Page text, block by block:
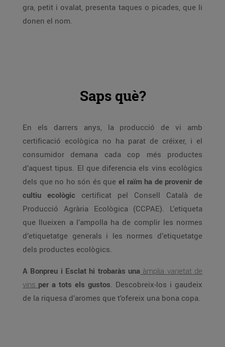
gra, petit i ovalat, presenta taques o picades, que li
donen el nom.
Saps què?
En els darrers anys, la producció de vi amb
certificació ecològica no ha parat de créixer, i el
consumidor demana cada cop més productes
d’aquest tipus. El que diferencia els vins ecològics
dels que no ho són és que el raïm ha de provenir de
cultiu ecològic certificat pel Consell Català de
Producció Agrària Ecològica (CCPAE). L’etiqueta
que llueixen a l’ampolla ha de complir les normes
d’etiquetatge generals i les normes d’etiquetatge
dels productes ecològics.
A Bonpreu i Esclat hi trobaràs una àmplia varietat de
vins per a tots els gustos. Descobreix-los i gaudeix
de la riquesa d’aromes que t’ofereix una bona copa.